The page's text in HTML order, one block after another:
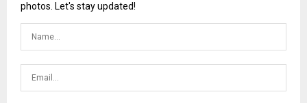
photos. Let's stay updated!